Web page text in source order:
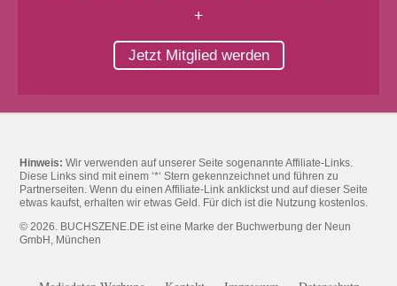
+
Jetzt Mitglied werden
Hinweis: Wir verwenden auf unserer Seite sogenannte Affiliate-Links.
Diese Links sind mit einem ‘*‘ Stern gekennzeichnet und führen zu
Partnerseiten. Wenn du einen Affiliate-Link anklickst und auf dieser Seite
etwas kaufst, erhalten wir etwas Geld. Für dich ist die Nutzung kostenlos.
© 2026. BUCHSZENE.DE ist eine Marke der Buchwerbung der Neun
GmbH, München